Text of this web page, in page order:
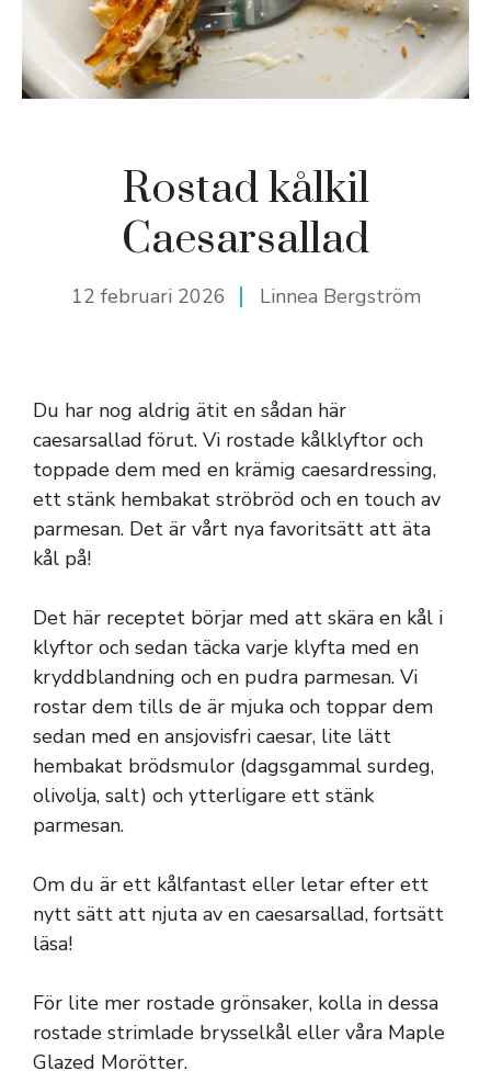
Rostad kålkil
Caesarsallad
12 februari 2026 Linnea Bergström
Du har nog aldrig ätit en sådan här
caesarsallad förut. Vi rostade kålklyftor och
toppade dem med en krämig caesardressing,
ett stänk hembakat ströbröd och en touch av
parmesan. Det är vårt nya favoritsätt att äta
kål på!
Det här receptet börjar med att skära en kål i
klyftor och sedan täcka varje klyfta med en
kryddblandning och en pudra parmesan. Vi
rostar dem tills de är mjuka och toppar dem
sedan med en ansjovisfri caesar, lite lätt
hembakat brödsmulor (dagsgammal surdeg,
olivolja, salt) och ytterligare ett stänk
parmesan.
Om du är ett kålfantast eller letar efter ett
nytt sätt att njuta av en caesarsallad, fortsätt
läsa!
För lite mer rostade grönsaker, kolla in dessa
rostade strimlade brysselkål eller våra Maple
Glazed Morötter.